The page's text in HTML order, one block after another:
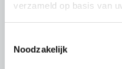
verzameld op basis van
Noodzakelijk
Ik heb geen
spoedig mogelijk de